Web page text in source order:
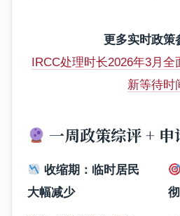
更多实时政策
IRCC处理时长2026年3月
新等待时
一周政策综评 +
收缩期：临时居民
大幅减少